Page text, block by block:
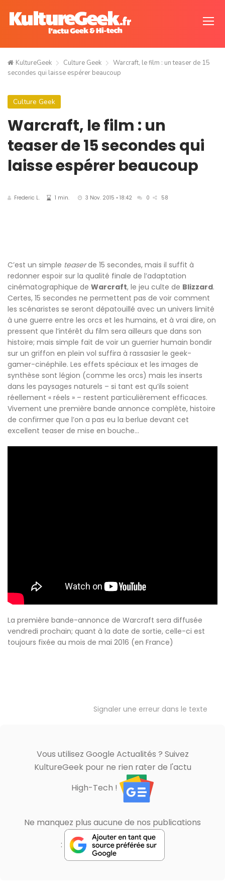
KultureGeek Culture Geek
Warcraft, le film : un teaser de 15
secondes qui laisse espérer beaucoup
Culture Geek
Warcraft, le film : un
teaser de 15 secondes qui
laisse espérer beaucoup
Frederic L. 1 min. 3 Nov. 2015 • 18:42 0 58
C’est un simple teaserde 15 secondes, mais il suffit à
redonner espoir sur la qualité finale de l’adaptation
cinématographique de Warcraft, le jeu culte de Blizzard.
Certes, 15 secondes ne permettent pas de voir comment
les scénaristes se seront dépatouillé avec un univers limité
à une guerre entre les orcs et les humains, et à vrai dire, on
pressent que l’intérêt du film sera ailleurs que dans son
histoire; mais simple fait de voir un guerrier humain bondir
sur un griffon en plein vol suffira à rassasier le geek-
gamer-cinéphile. Les effets spéciaux et les images de
synthèse sont légion (comme les orcs) mais les inserts
dans les paysages naturels – si tant est qu’ils soient
réellement « réels » – restent particulièrement efficaces.
Vivement une première bande annonce complète, histoire
de confirmer que l’on a pas eu la berlue devant cet
excellent teaser de mise en bouche…
La première bande-annonce de Warcraft sera diffusée
vendredi prochain; quant à la date de sortie, celle-ci est
toujours fixée au mois de mai 2016 (en France)
Signaler une erreur dans le texte
Vous utilisez Google Actualités ? Suivez
KultureGeek pour ne rien rater de l'actu
High-Tech !
Ne manquez plus aucune de nos publications
: